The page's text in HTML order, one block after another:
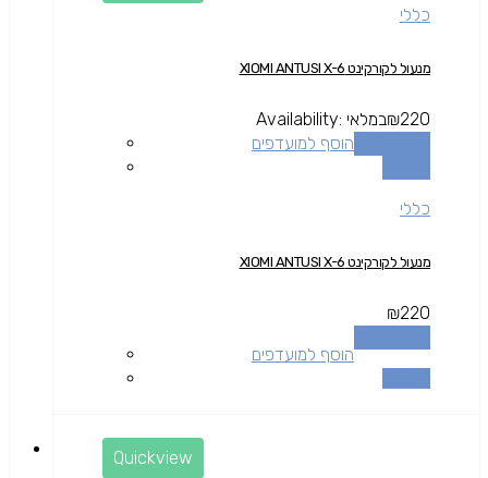
כללי
מנעול לקורקינט XIOMI ANTUSI X-6
₪220
Availability: במלאי
הוסף למועדפים
כללי
מנעול לקורקינט XIOMI ANTUSI X-6
₪220
הוסף למועדפים
Quickview